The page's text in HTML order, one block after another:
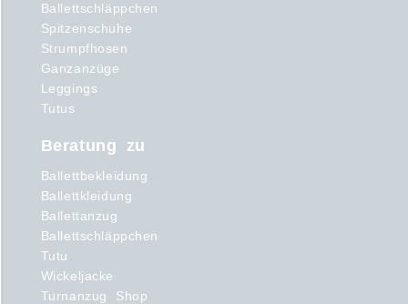
Ballettschläppchen
Spitzenschuhe
Strumpfhosen
Ganzanzüge
Leggings
Tutus
Beratung zu
Ballettbekleidung
Ballettkleidung
Ballettanzug
Ballettschläppchen
Tutu
Wickeljacke
Turnanzug Shop